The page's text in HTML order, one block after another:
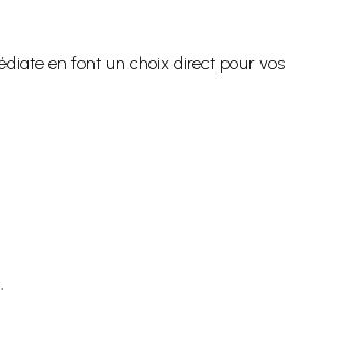
en font un choix direct pour vos